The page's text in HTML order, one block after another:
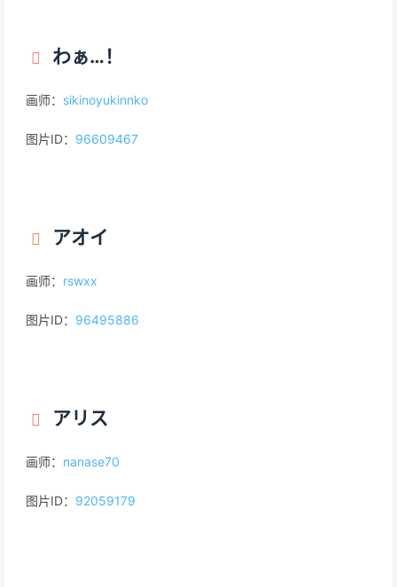
わぁ…！
画师： sikinoyukinnko
图片ID： 96609467
アオイ
画师： rswxx
图片ID： 96495886
アリス
画师： nanase70
图片ID： 92059179